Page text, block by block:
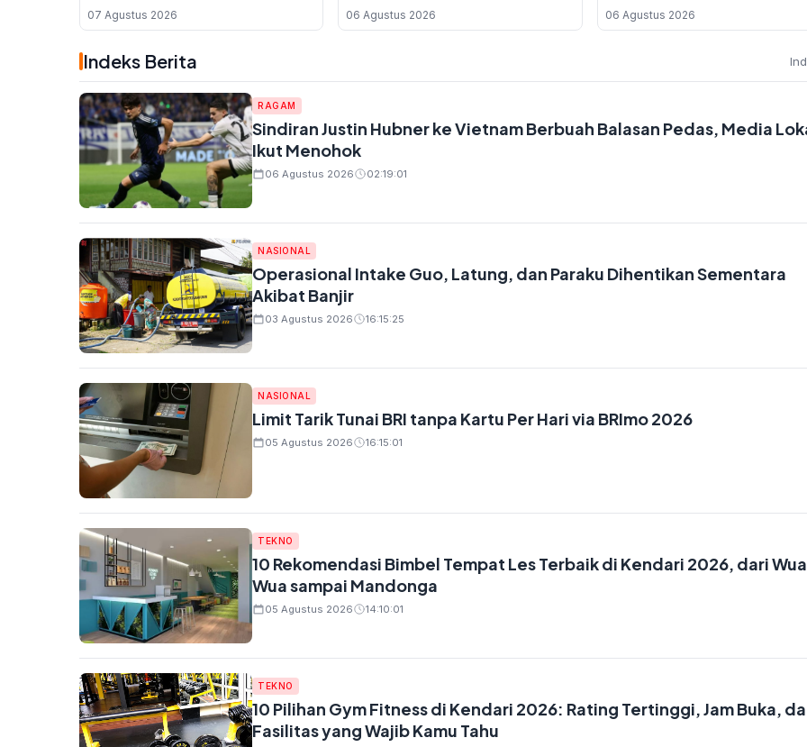
Tikar
07 Agustus 2026
KH Ma'ruf Amin Jelang Muktamar
06 Agustus 2026
UMKM Daerah Jadi Korban
06 Agustus 2026
Indeks Berita
RAGAM
Sindiran Justin Hubner ke Vietnam Berbuah Balasan Pedas, Media
Ikut Menohok
06 Agustus 2026 02:19:01
NASIONAL
Operasional Intake Guo, Latung, dan Paraku Dihentikan Sementara
Akibat Banjir
03 Agustus 2026 16:15:25
NASIONAL
Limit Tarik Tunai BRI tanpa Kartu Per Hari via BRImo 2026
05 Agustus 2026 16:15:01
TEKNO
10 Rekomendasi Bimbel Tempat Les Terbaik di Kendari 2026, dari
Wua sampai Mandonga
05 Agustus 2026 14:10:01
TEKNO
10 Pilihan Gym Fitness di Kendari 2026: Rating Tertinggi, Jam Buka,
Fasilitas yang Wajib Kamu Tahu